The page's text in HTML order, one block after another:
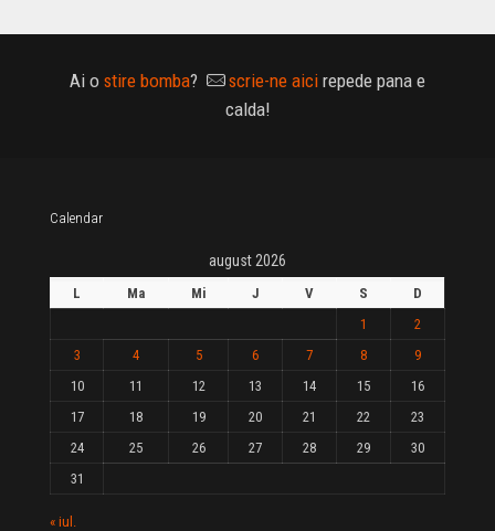
Ai o stire bomba? scrie-ne aici repede pana e
calda!
Calendar
august 2026
L Ma Mi J V S
D
1
2
3
4 5 6 7 8
9
10
11 12 13 14 15
16
17
18 19 20 21 22
23
24
25 26 27 28 29
30
31
« iul.